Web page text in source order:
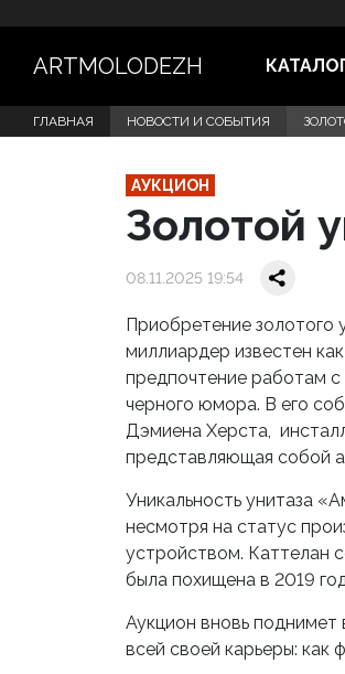
ARTMOLODEZH
ГЛАВНАЯ НОВОСТИ И СОБЫТИЯ
АУКЦИОН
Золотой
08.11.2025 19:54
Приобретение золотого
миллиардер известен
предпочтение работам
черного юмора. В его
Дэмиена Херста,
представляющая собой
Уникальность унитаза
несмотря на статус
устройством. Каттелан
была похищена в 2019
Аукцион вновь
всей своей карьеры: как